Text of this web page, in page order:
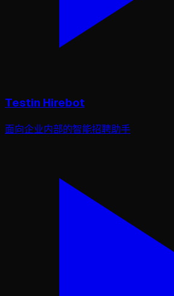
Testin Hirebot
面向企业内部的智能招聘助手